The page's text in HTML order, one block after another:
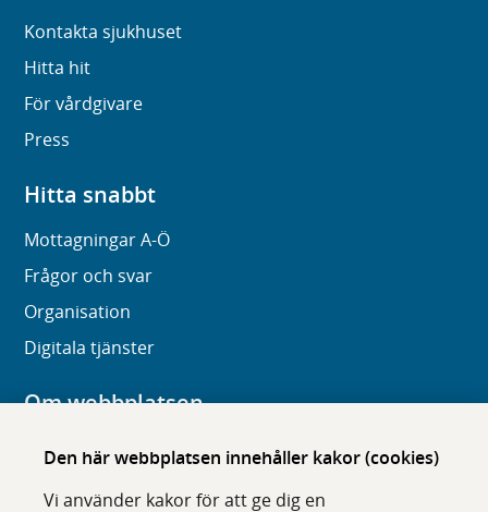
Den här webbplatsen innehåller kakor (cookies)
Vi använder kakor för att ge dig en
Kontakta sjukhuset
Hitta hit
För vårdgivare
Press
Hitta snabbt
Mottagningar A-Ö
Frågor och svar
Organisation
Digitala tjänster
Om webbplatsen
Om karolinska.se